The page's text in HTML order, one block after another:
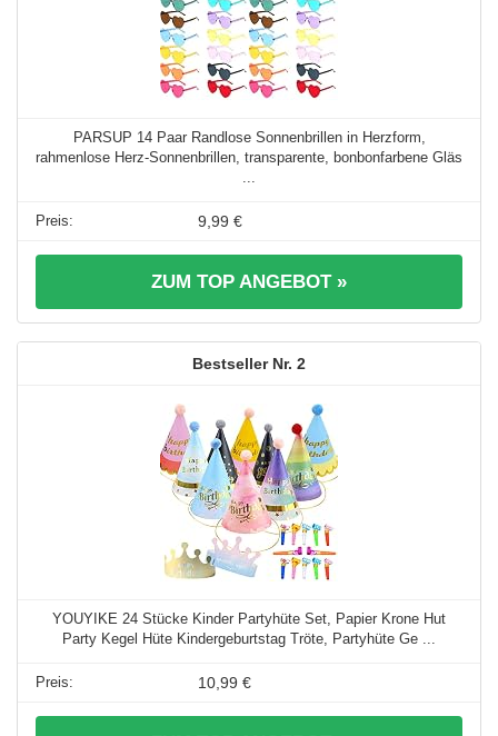
PARSUP 14 Paar Randlose Sonnenbrillen in Herzform,
rahmenlose Herz-Sonnenbrillen, transparente, bonbonfarbene Gläs
...
9,99 €
ZUM TOP ANGEBOT »
2
YOUYIKE 24 Stücke Kinder Partyhüte Set, Papier Krone Hut
Party Kegel Hüte Kindergeburtstag Tröte, Partyhüte Ge ...
10,99 €